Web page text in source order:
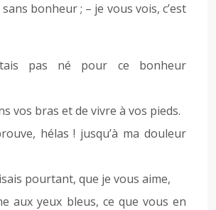
bonheur ; – je vous vois, c’est
pas né pour ce bonheur
vos bras et de vivre à vos pieds.
hélas ! jusqu’à ma douleur
pourtant, que je vous aime,
aux yeux bleus, ce que vous en